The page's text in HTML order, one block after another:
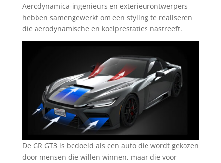
Aerodynamica-ingenieurs en exterieurontwerpers
hebben samengewerkt om een styling te realiseren
die aerodynamische en koelprestaties nastreeft.
De GR GT3 is bedoeld als een auto die wordt gekozen
door mensen die willen winnen, maar die voor